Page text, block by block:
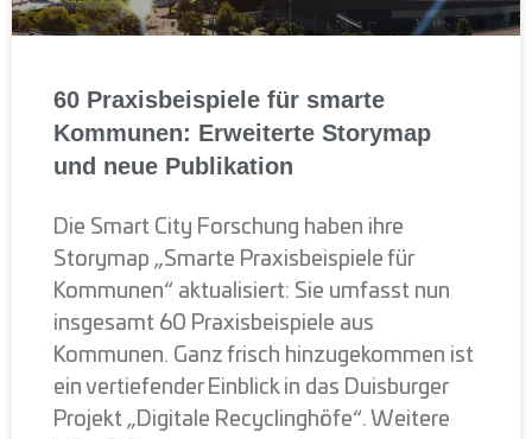
60 Praxisbeispiele für smarte
Kommunen: Erweiterte Storymap
und neue Publikation
Die Smart City Forschung haben ihre
Storymap „Smarte Praxisbeispiele für
Kommunen“ aktualisiert: Sie umfasst nun
insgesamt 60 Praxisbeispiele aus
Kommunen. Ganz frisch hinzugekommen ist
ein vertiefender Einblick in das Duisburger
Projekt „Digitale Recyclinghöfe“. Weitere